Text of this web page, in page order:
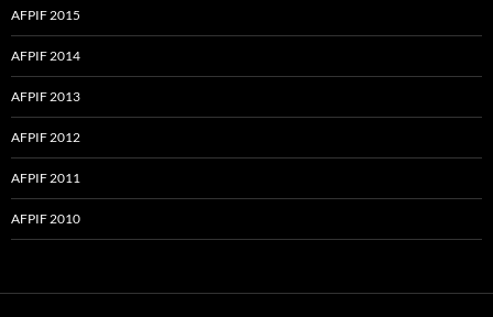
AFPIF 2015
AFPIF 2014
AFPIF 2013
AFPIF 2012
AFPIF 2011
AFPIF 2010